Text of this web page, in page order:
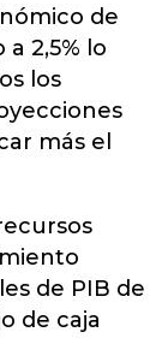
de
2,5% lo
los
más el
de PIB de
de caja